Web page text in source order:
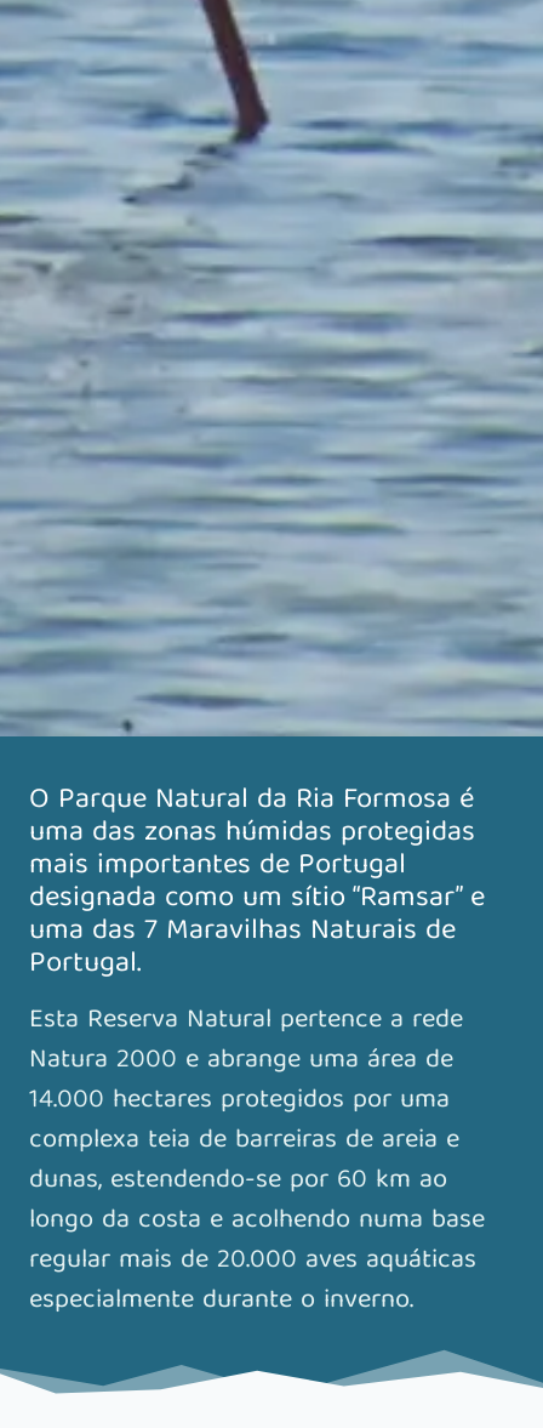
O Parque Natural da Ria Formosa é
uma das zonas húmidas protegidas
mais importantes de Portugal
designada como um sítio “Ramsar” e
uma das 7 Maravilhas Naturais de
Portugal.
Esta Reserva Natural pertence a rede
Natura 2000 e abrange uma área de
14.000 hectares protegidos por uma
complexa teia de barreiras de areia e
dunas, estendendo-se por 60 km ao
longo da costa e acolhendo numa base
regular mais de 20.000 aves aquáticas
especialmente durante o inverno.